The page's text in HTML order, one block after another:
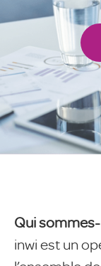
Qui
inwi est un